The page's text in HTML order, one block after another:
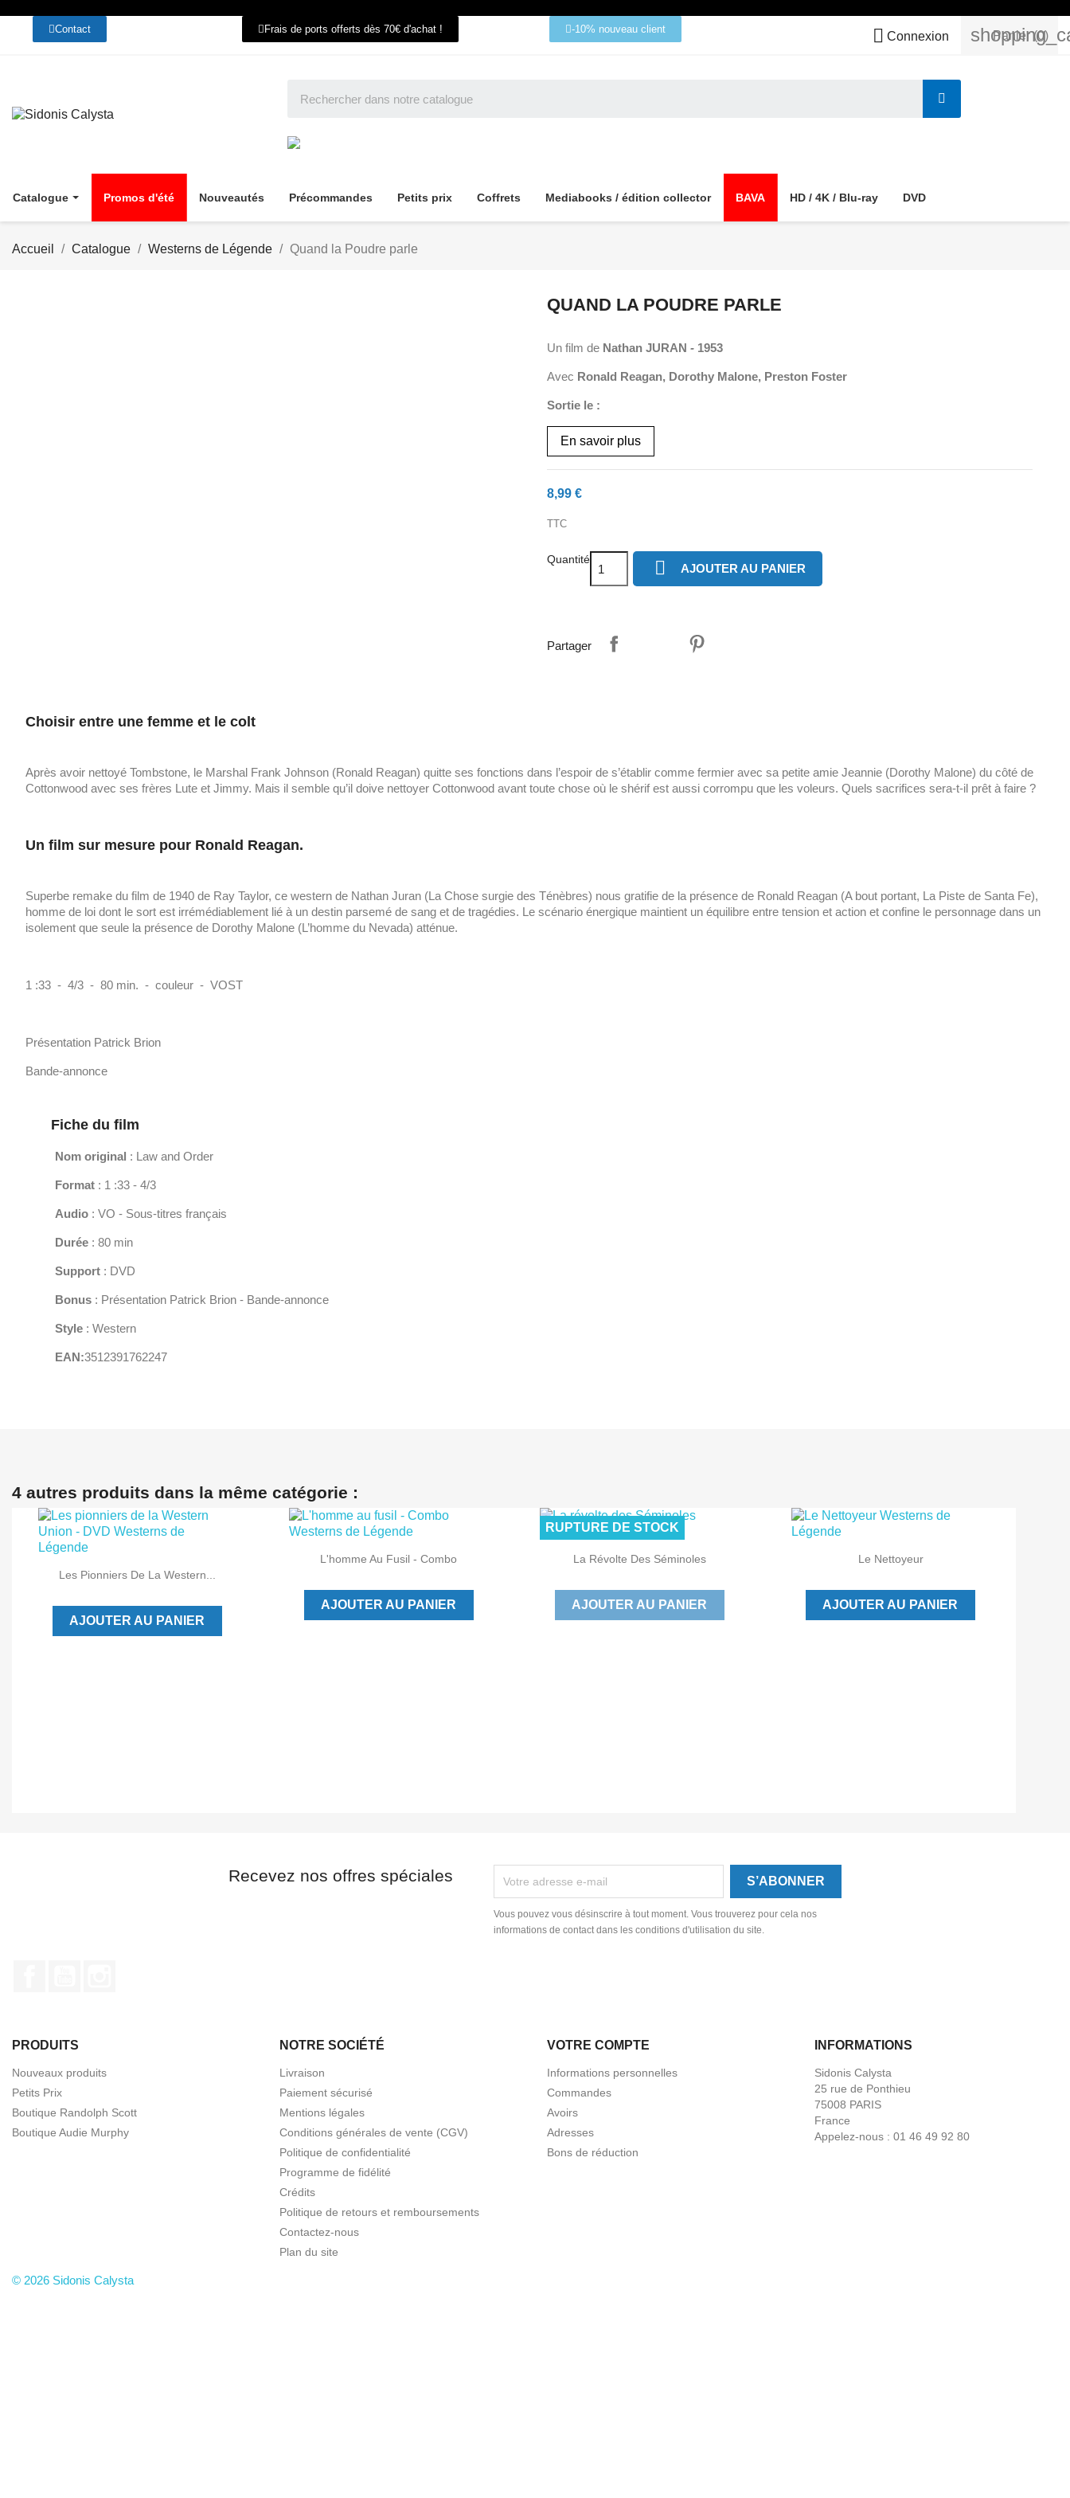
Contact Frais de ports offerts dès 70€ d'achat ! -10% nouveau client  Connexion Panier (0)
Catalogue Promos d'été Nouveautés Précommandes Petits prix Coffrets Mediabooks / édition collector BAVA HD / 4K / Blu-ray DVD
Accueil Catalogue Westerns de Légende Quand la Poudre parle
QUAND LA POUDRE PARLE
Un film de Nathan JURAN - 1953
Avec Ronald Reagan, Dorothy Malone, Preston Foster
Sortie le :
En savoir plus
8,99 €
TTC
Quantité  AJOUTER AU PANIER
Partager
Choisir entre une femme et le colt
Après avoir nettoyé Tombstone, le Marshal Frank Johnson (Ronald Reagan) quitte ses fonctions dans l’espoir de s’établir comme fermier avec sa petite amie Jeannie (Dorothy Malone) du côté de
Cottonwood avec ses frères Lute et Jimmy. Mais il semble qu’il doive nettoyer Cottonwood avant toute chose où le shérif est aussi corrompu que les voleurs. Quels sacrifices sera-t-il prêt à faire ?
Un film sur mesure pour Ronald Reagan.
Superbe remake du film de 1940 de Ray Taylor, ce western de Nathan Juran (La Chose surgie des Ténèbres) nous gratifie de la présence de Ronald Reagan (A bout portant, La Piste de Santa Fe),
homme de loi dont le sort est irrémédiablement lié à un destin parsemé de sang et de tragédies. Le scénario énergique maintient un équilibre entre tension et action et confine le personnage dans un
isolement que seule la présence de Dorothy Malone (L’homme du Nevada) atténue.
1 :33 - 4/3 - 80 min. - couleur - VOST
Présentation Patrick Brion
Bande-annonce
Fiche du film
Nom original : Law and Order
Format : 1 :33 - 4/3
Audio : VO - Sous-titres français
Durée : 80 min
Support : DVD
Bonus : Présentation Patrick Brion - Bande-annonce
Style : Western
EAN:3512391762247
4 autres produits dans la même catégorie :
 Aperçu rapide
Les Pionniers De La Western...
AJOUTER AU PANIER
 Aperçu rapide
L'homme Au Fusil - Combo
AJOUTER AU PANIER
 Aperçu rapide
La Révolte Des Séminoles
AJOUTER AU PANIER
RUPTURE DE STOCK
Aperçu rapide
Le Nettoyeur
AJOUTER AU PANIER
Recevez nos offres spéciales
Vous pouvez vous désinscrire à tout moment. Vous trouverez pour cela nos
informations de contact dans les conditions d'utilisation du site.
PRODUITS
Nouveaux produits
Petits Prix
Boutique Randolph Scott
Boutique Audie Murphy
NOTRE SOCIÉTÉ
Livraison
Paiement sécurisé
Mentions légales
Conditions générales de vente (CGV)
Politique de confidentialité
Programme de fidélité
Crédits
Politique de retours et remboursements
Contactez-nous
Plan du site
VOTRE COMPTE
Informations personnelles
Commandes
Avoirs
Adresses
Bons de réduction
INFORMATIONS
Sidonis Calysta
25 rue de Ponthieu
75008 PARIS
France
Appelez-nous : 01 46 49 92 80
© 2026 Sidonis Calysta